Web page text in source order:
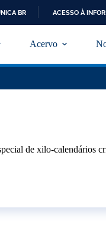
A
E
BR ACESSO À
Acervo
de xilo-calendários